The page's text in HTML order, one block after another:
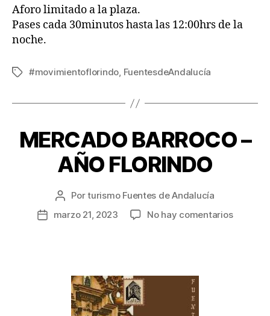
Aforo limitado a la plaza.
Pases cada 30minutos hasta las 12:00hrs de la
noche.
#movimientoflorindo, FuentesdeAndalucía
MERCADO BARROCO –
AÑO FLORINDO
Porturismo Fuentes de Andalucía
marzo 21, 2023
No hay comentarios